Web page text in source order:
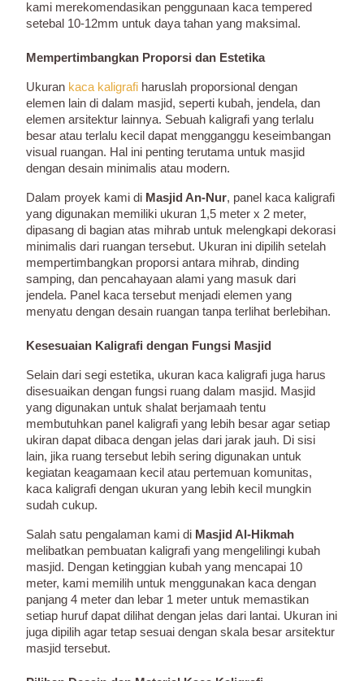
kami merekomendasikan penggunaan kaca tempered
setebal 10-12mm untuk daya tahan yang maksimal.
Mempertimbangkan Proporsi dan Estetika
Ukuran kaca kaligrafi haruslah proporsional dengan
elemen lain di dalam masjid, seperti kubah, jendela, dan
elemen arsitektur lainnya. Sebuah kaligrafi yang terlalu
besar atau terlalu kecil dapat mengganggu keseimbangan
visual ruangan. Hal ini penting terutama untuk masjid
dengan desain minimalis atau modern.
Dalam proyek kami di Masjid An-Nur, panel kaca kaligrafi
yang digunakan memiliki ukuran 1,5 meter x 2 meter,
dipasang di bagian atas mihrab untuk melengkapi dekorasi
minimalis dari ruangan tersebut. Ukuran ini dipilih setelah
mempertimbangkan proporsi antara mihrab, dinding
samping, dan pencahayaan alami yang masuk dari
jendela. Panel kaca tersebut menjadi elemen yang
menyatu dengan desain ruangan tanpa terlihat berlebihan.
Kesesuaian Kaligrafi dengan Fungsi Masjid
Selain dari segi estetika, ukuran kaca kaligrafi juga harus
disesuaikan dengan fungsi ruang dalam masjid. Masjid
yang digunakan untuk shalat berjamaah tentu
membutuhkan panel kaligrafi yang lebih besar agar setiap
ukiran dapat dibaca dengan jelas dari jarak jauh. Di sisi
lain, jika ruang tersebut lebih sering digunakan untuk
kegiatan keagamaan kecil atau pertemuan komunitas,
kaca kaligrafi dengan ukuran yang lebih kecil mungkin
sudah cukup.
Salah satu pengalaman kami di Masjid Al-Hikmah
melibatkan pembuatan kaligrafi yang mengelilingi kubah
masjid. Dengan ketinggian kubah yang mencapai 10
meter, kami memilih untuk menggunakan kaca dengan
panjang 4 meter dan lebar 1 meter untuk memastikan
setiap huruf dapat dilihat dengan jelas dari lantai. Ukuran ini
juga dipilih agar tetap sesuai dengan skala besar arsitektur
masjid tersebut.